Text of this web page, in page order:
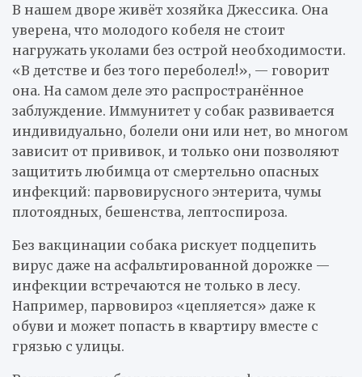
В нашем дворе живёт хозяйка Джессика. Она
уверена, что молодого кобеля не стоит
нагружать уколами без острой необходимости.
«В детстве и без того переболел!», — говорит
она. На самом деле это распространённое
заблуждение. Иммунитет у собак развивается
индивидуально, болели они или нет, во многом
зависит от прививок, и только они позволяют
защитить любимца от смертельно опасных
инфекций: парвовирусного энтерита, чумы
плотоядных, бешенства, лептоспироза.
Без вакцинации собака рискует подцепить
вирус даже на асфальтированной дорожке —
инфекции встречаются не только в лесу.
Например, парвовироз «цепляется» даже к
обуви и может попасть в квартиру вместе с
грязью с улицы.